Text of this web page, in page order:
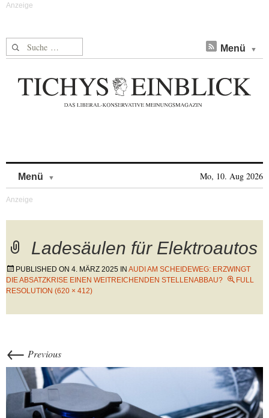
Suche nach: Menü
Menü Mo, 10. Aug 2026
Ladesäulen für Elektroautos
PUBLISHED ON 4. MÄRZ 2025 IN AUDI AM SCHEIDEWEG: ERZWINGT
DIE ABSATZKRISE EINEN WEITREICHENDEN STELLENABBAU?
FULL
RESOLUTION (620 × 412)
← Previous